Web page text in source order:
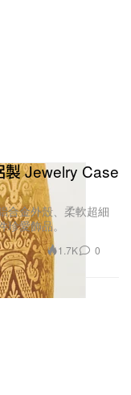
製 Jewelry Case
合金外殼、柔軟超細
愛飾品。
1.7K 0